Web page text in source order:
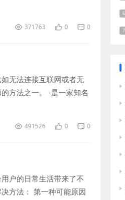
371763 0 0
无法连接互联网或者无
方法之一。 -是一家知名
491526 0 0
户的日常生活带来了不
方法： 第一种可能原因